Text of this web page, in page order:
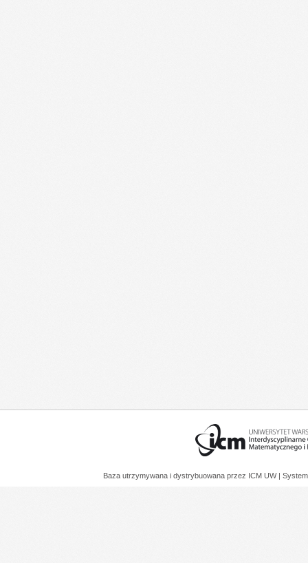
Baza utrzymywana i dystrybuowana przez ICM UW |